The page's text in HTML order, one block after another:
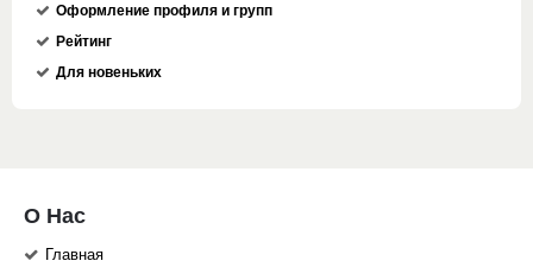
Оформление профиля и групп
Рейтинг
Для новеньких
О Нас
Главная